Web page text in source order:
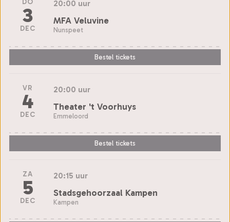
DO
3
DEC
20:00 uur
MFA Veluvine
Nunspeet
Bestel tickets
VR
4
DEC
20:00 uur
Theater 't Voorhuys
Emmeloord
Bestel tickets
ZA
5
DEC
20:15 uur
Stadsgehoorzaal Kampen
Kampen